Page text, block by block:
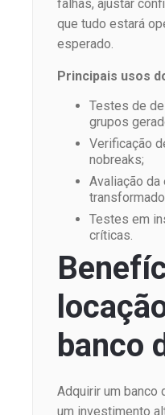
falhas, ajustar
que tudo estará
esperado.
Principais usos
Testes de
grupos
Verificação
nobreaks;
Avaliação
Testes em
críticas.
banco
Adquirir um banco
um investimento